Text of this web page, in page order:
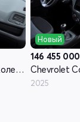
Chevrolet Cobalt II - поколение рестайлинг
Новый
146 455 000
2025